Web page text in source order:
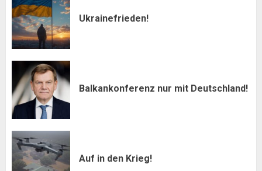
Ukrainefrieden!
Balkankonferenz nur mit Deutschland!
Auf in den Krieg!